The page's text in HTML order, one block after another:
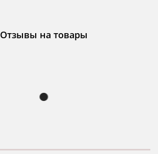
Отзывы на товары